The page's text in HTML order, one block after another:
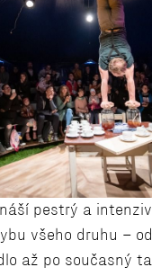
pestrý a
všeho druhu –
až po současný